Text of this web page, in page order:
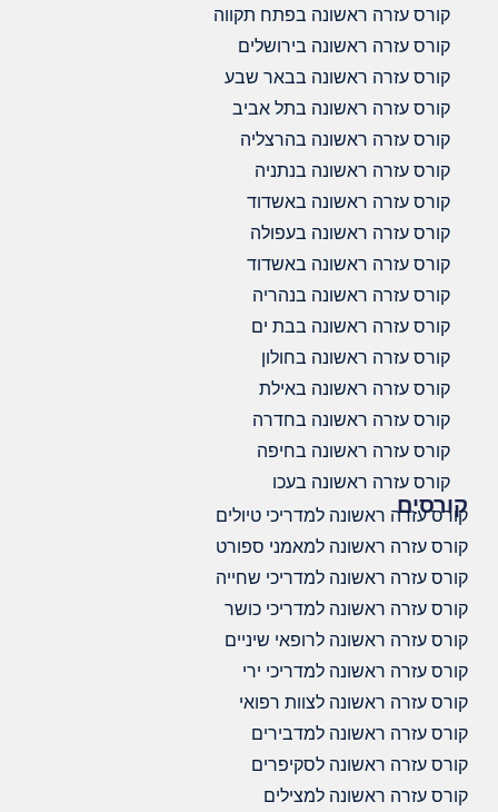
קורס עזרה ראשונה בפתח תקווה
קורס עזרה ראשונה בירושלים
קורס עזרה ראשונה בבאר שבע
קורס עזרה ראשונה בתל אביב
קורס עזרה ראשונה בהרצליה
קורס עזרה ראשונה בנתניה
קורס עזרה ראשונה באשדוד
קורס עזרה ראשונה בעפולה
קורס עזרה ראשונה באשדוד
קורס עזרה ראשונה בנהריה
קורס עזרה ראשונה בבת ים
קורס עזרה ראשונה בחולון
קורס עזרה ראשונה באילת
קורס עזרה ראשונה בחדרה
קורס עזרה ראשונה בחיפה
קורס עזרה ראשונה בעכו
קורסים
קורס עזרה ראשונה למדריכי טיולים
קורס עזרה ראשונה למאמני ספורט
קורס עזרה ראשונה למדריכי שחייה
קורס עזרה ראשונה למדריכי כושר
קורס עזרה ראשונה לרופאי שיניים
קורס עזרה ראשונה למדריכי ירי
קורס עזרה ראשונה לצוות רפואי
קורס עזרה ראשונה למדבירים
קורס עזרה ראשונה לסקיפרים
קורס עזרה ראשונה למצילים